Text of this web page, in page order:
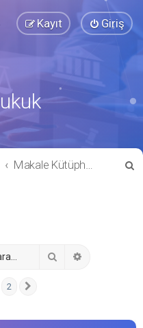
Giriş
Kayıt
Makale Kütüphanesi
2